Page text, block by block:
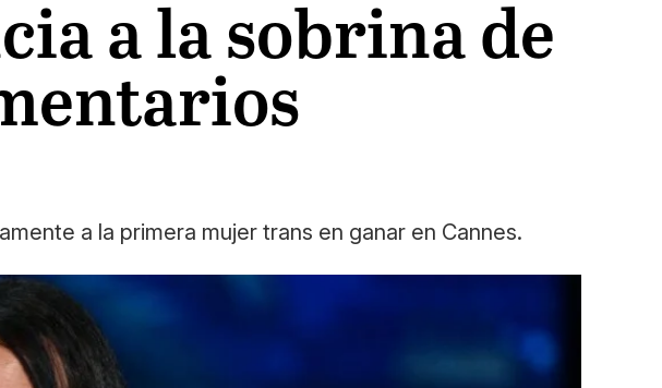
a la sobrina de
a la primera mujer trans en ganar en Cannes.